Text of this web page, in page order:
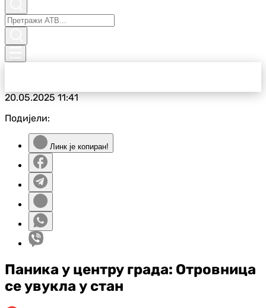
20.05.202511:41
Подијели:
Линк је копиран!
Паника у центру града: Отровница
се увукла у стан